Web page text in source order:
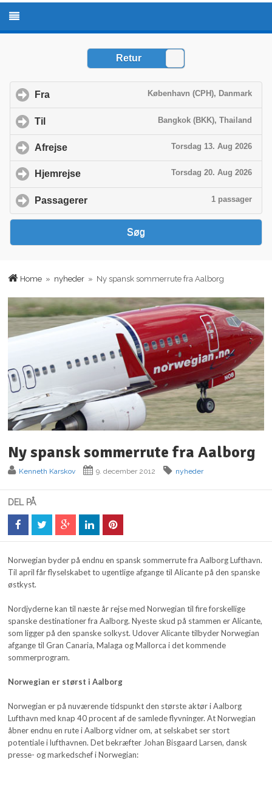
Home » nyheder » Ny spansk sommerrute fra Aalborg
Ny spansk sommerrute fra Aalborg
Kenneth Karskov 9. december 2012 nyheder
DEL PÅ
Norwegian byder på endnu en spansk sommerrute fra Aalborg Lufthavn.
Til april får flyselskabet to ugentlige afgange til Alicante på den spanske
østkyst.
Nordjyderne kan til næste år rejse med Norwegian til fire forskellige
spanske destinationer fra Aalborg. Nyeste skud på stammen er Alicante,
som ligger på den spanske solkyst. Udover Alicante tilbyder Norwegian
afgange til Gran Canaria, Malaga og Mallorca i det kommende
sommerprogram.
Norwegian er størst i Aalborg
Norwegian er på nuværende tidspunkt den største aktør i Aalborg
Lufthavn med knap 40 procent af de samlede flyvninger. At Norwegian
åbner endnu en rute i Aalborg vidner om, at selskabet ser stort
potentiale i lufthavnen. Det bekræfter Johan Bisgaard Larsen, dansk
presse- og markedschef i Norwegian: